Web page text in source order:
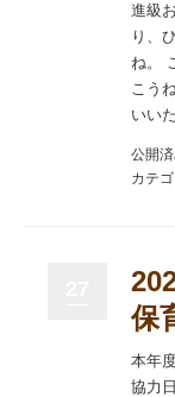
進級
り、
ね。
こう
いい
公開
カテ
保
本年
協力